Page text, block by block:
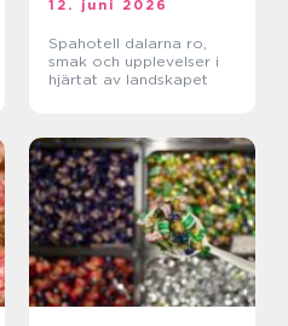
12. juni 2026
Spahotell dalarna ro,
smak och upplevelser i
hjärtat av landskapet